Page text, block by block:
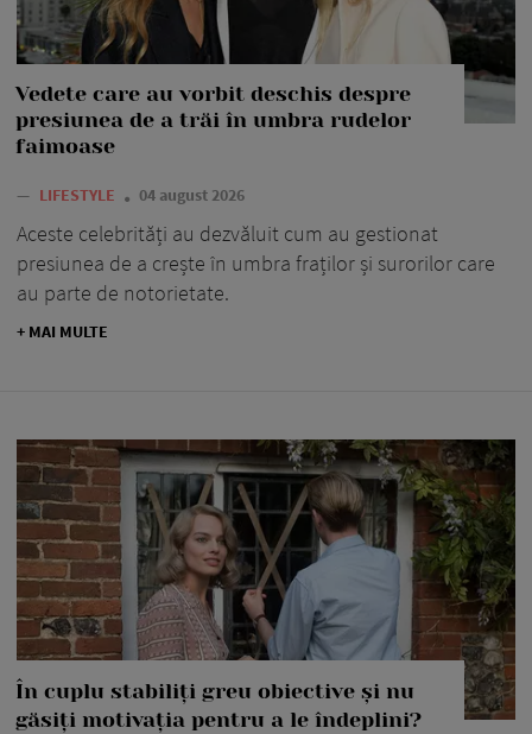
Vedete care au vorbit deschis despre
presiunea de a trăi în umbra rudelor
faimoase
— LIFESTYLE 04 august 2026
Aceste celebrități au dezvăluit cum au gestionat
presiunea de a crește în umbra fraților și surorilor care
au parte de notorietate.
+ MAI MULTE
În cuplu stabiliți greu obiective și nu
găsiți motivația pentru a le îndeplini?